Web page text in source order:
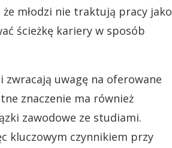
młodzi nie traktują pracy jako
ścieżkę kariery w sposób
uwagę na oferowane
znaczenie ma również
zawodowe ze studiami.
kluczowym czynnikiem przy